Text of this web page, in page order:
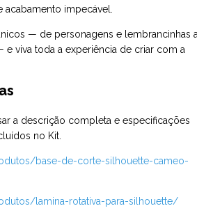
impecável.
— de personagens e lembrancinhas a
viva toda a experiência de criar com a
a descrição completa e especificações
no Kit.
base-de-corte-silhouette-cameo-
lamina-rotativa-para-silhouette/